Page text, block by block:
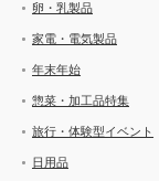
卵・乳製品
家電・電気製品
年末年始
惣菜・加工品特集
旅行・体験型イベント
日用品